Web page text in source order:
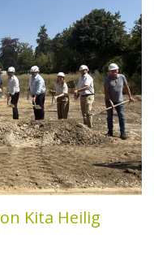
Kita Heilig